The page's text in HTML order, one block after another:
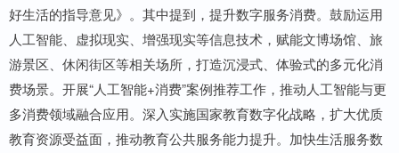
好生活的指导意见》。其中提到，提升数字服务消费。鼓励运用
人工智能、虚拟现实、增强现实等信息技术，赋能文博场馆、旅
游景区、休闲街区等相关场所，打造沉浸式、体验式的多元化消
费场景。开展“人工智能+消费”案例推荐工作，推动人工智能与更
多消费领域融合应用。深入实施国家教育数字化战略，扩大优质
教育资源受益面，推动教育公共服务能力提升。加快生活服务数